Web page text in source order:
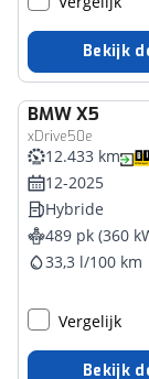
Bekijk
BMWX5
xDrive50e
12.433 km
12-2025
Hybride
489 pk (360
33,3 l/100 km
Vergelijk
Bekijk